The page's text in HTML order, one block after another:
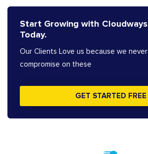
Start Growing with Cloudways
Today.
Our Clients Love us because we never
compromise on these
GET STARTED FREE